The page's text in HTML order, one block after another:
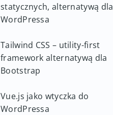
statycznych, alternatywą dla
WordPressa
Tailwind CSS – utility-first
framework alternatywą dla
Bootstrap
Vue.js jako wtyczka do
WordPressa